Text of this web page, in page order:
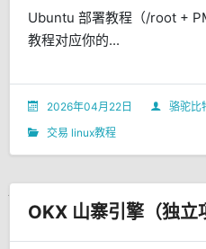
Ubuntu 部署教程（/root +
教程对应你的...
2026年04月22日 骆驼比
交易 linux教程
OKX 山寨引擎（独立